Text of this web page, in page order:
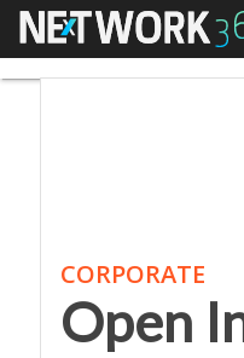
Menu
CORPORATE
Open